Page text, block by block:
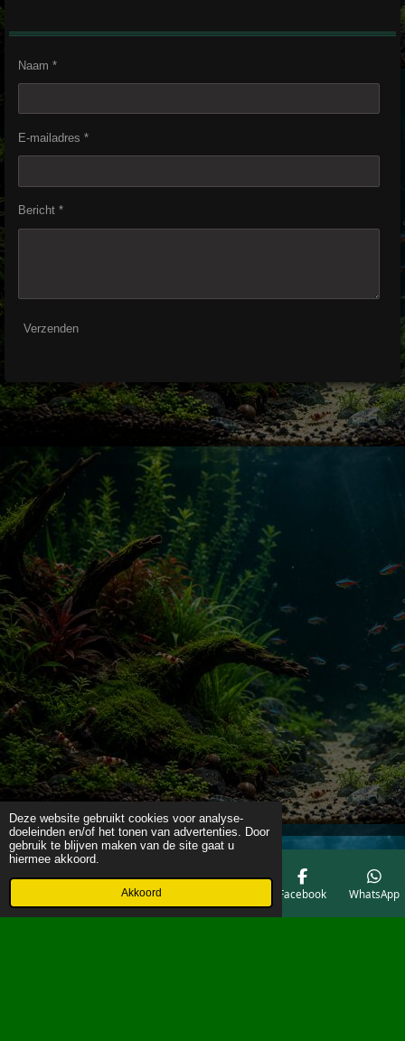
Deze website gebruikt cookies voor analyse-
doeleinden en/of het tonen van advertenties. Door
gebruik te blijven maken van de site gaat u
hiermee akkoord.
Akkoord
Naam *
E-mailadres *
Bericht *
Verzenden
Telefoonnummer Facebook WhatsApp